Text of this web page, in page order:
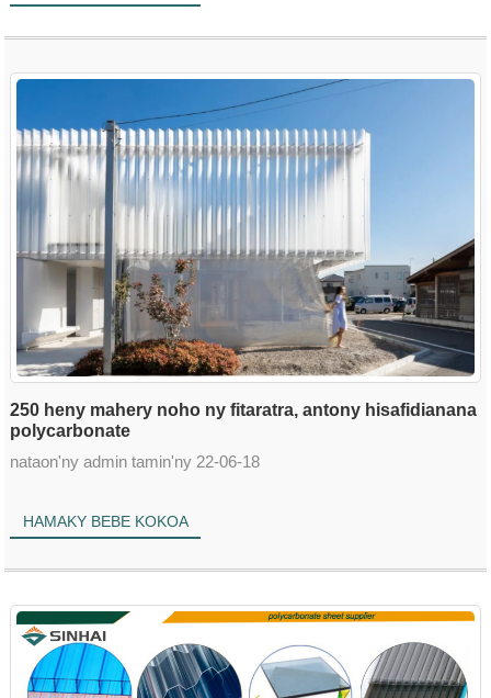
250 heny mahery noho ny fitaratra, antony hisafidianana
polycarbonate
nataon'ny admin tamin'ny 22-06-18
HAMAKY BEBE KOKOA